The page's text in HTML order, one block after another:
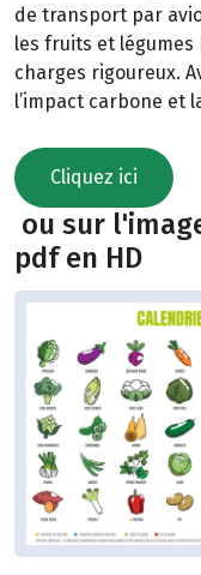
de transport par
les fruits et
charges rigoureux.
l’impact carbone et
Cliquez ici
ou sur
pdf en HD